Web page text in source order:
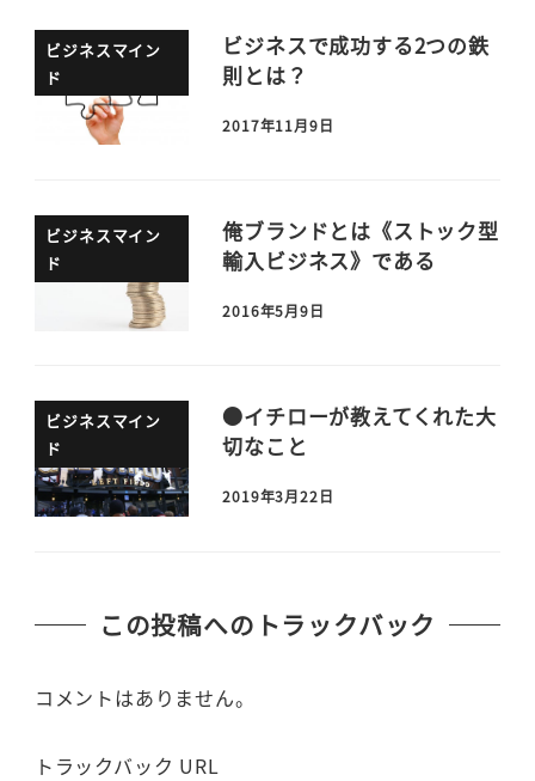
ビジネスマイン
ド
ビジネスで成功する2つの鉄
則とは？
2017年11月9日
ビジネスマイン
ド
俺ブランドとは《ストック型
輸入ビジネス》である
2016年5月9日
ビジネスマイン
ド
●イチローが教えてくれた大
切なこと
2019年3月22日
この投稿へのトラックバック
コメントはありません。
トラックバック URL